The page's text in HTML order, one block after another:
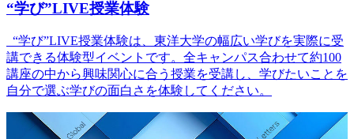
“学び”LIVE授業体験
“学び”LIVE授業体験は、東洋大学の幅広い学びを実際に受
講できる体験型イベントです。全キャンパス合わせて約100
講座の中から興味関心に合う授業を受講し、学びたいことを
自分で選ぶ学びの面白さを体験してください。